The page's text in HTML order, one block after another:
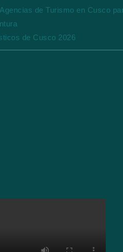
Agencias de Turismo en Cusco
de Cusco 2026